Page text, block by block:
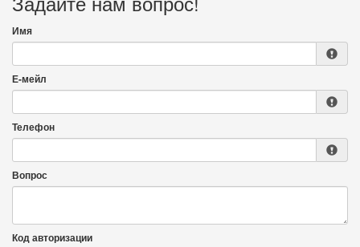
Имя
Е-мейл
Телефон
Вопрос
Код авторизации